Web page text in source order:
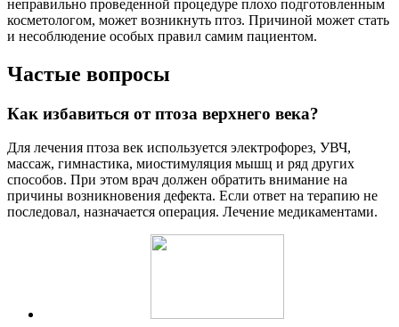
неправильно проведенной процедуре плохо подготовленным
косметологом, может возникнуть птоз. Причиной может стать
и несоблюдение особых правил самим пациентом.
Частые вопросы
Как избавиться от птоза верхнего века?
Для лечения птоза век используется электрофорез, УВЧ,
массаж, гимнастика, миостимуляция мышц и ряд других
способов. При этом врач должен обратить внимание на
причины возникновения дефекта. Если ответ на терапию не
последовал, назначается операция. Лечение медикаментами.